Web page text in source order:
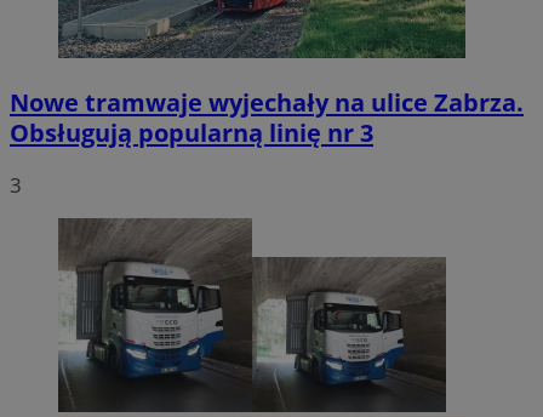
Nowe tramwaje wyjechały na ulice Zabrza.
Obsługują popularną linię nr 3
3